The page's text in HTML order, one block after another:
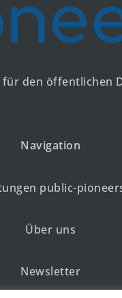
für den öffentlichen
Navigation
public-
Über uns
Newsletter